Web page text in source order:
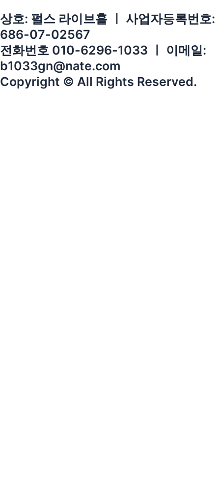
상호: 펄스 라이브홀 ㅣ 사업자등록번호:
686-07-02567
전화번호 010-6296-1033 ㅣ 이메일:
b1033gn@nate.com
Copyright © All Rights Reserved.